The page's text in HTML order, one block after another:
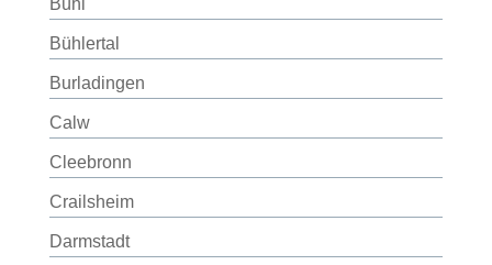
Bühl
Bühlertal
Burladingen
Calw
Cleebronn
Crailsheim
Darmstadt